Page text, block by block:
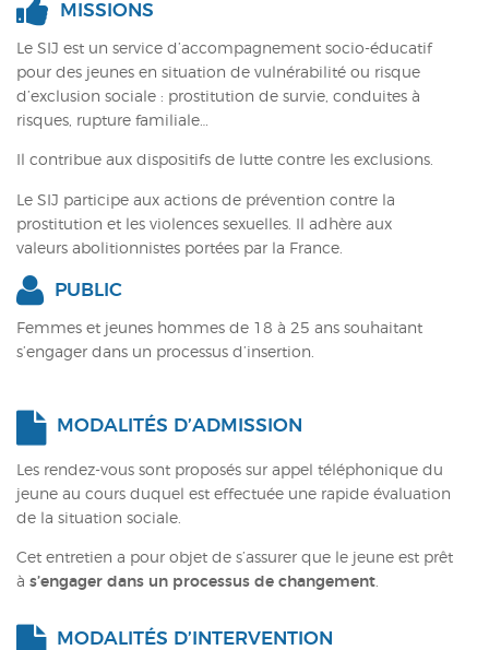
MISSIONS
Le SIJ est un service d’accompagnement socio-éducatif
pour des jeunes en situation de vulnérabilité ou risque
d’exclusion sociale : prostitution de survie, conduites à
risques, rupture familiale…
Il contribue aux dispositifs de lutte contre les exclusions.
Le SIJ participe aux actions de prévention contre la
prostitution et les violences sexuelles. Il adhère aux
valeurs abolitionnistes portées par la France.
PUBLIC
Femmes et jeunes hommes de 18 à 25 ans souhaitant
s’engager dans un processus d’insertion.
MODALITÉS D’ADMISSION
Les rendez-vous sont proposés sur appel téléphonique du
jeune au cours duquel est effectuée une rapide évaluation
de la situation sociale.
Cet entretien a pour objet de s’assurer que le jeune est prêt
à s’engager dans un processus de changement.
MODALITÉS D’INTERVENTION